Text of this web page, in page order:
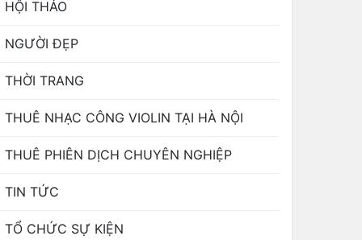
HỘI THẢO
NGƯỜI ĐẸP
THỜI TRANG
THUÊ NHẠC CÔNG VIOLIN TẠI HÀ NỘI
THUÊ PHIÊN DỊCH CHUYÊN NGHIỆP
TIN TỨC
TỔ CHỨC SỰ KIỆN